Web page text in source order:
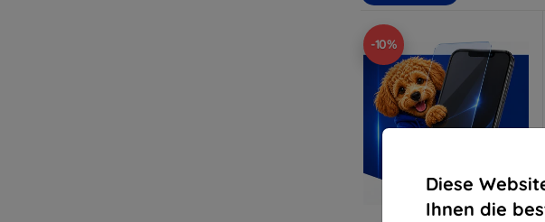
Diese
Ihnen die
-10%